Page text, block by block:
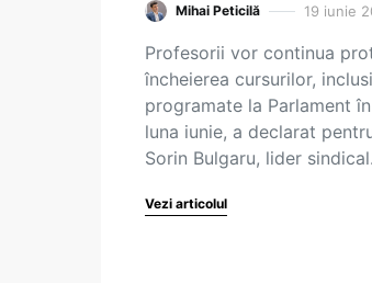
Mihai Peticilă 19 iunie
Profesorii vor continua
încheierea cursurilor,
programate la Parlament
luna iunie, a declarat
Sorin Bulgaru, lider
Vezi articolul